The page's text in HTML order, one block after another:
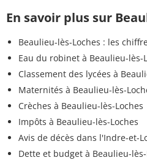
En savoir plus sur
Beaulieu-lès-Loches : les
Eau du robinet à Beaulieu-lès-
Classement des lycées à
Maternités à Beaulieu-lès-
Crèches à Beaulieu-lès-Loches
Impôts à Beaulieu-lès-Loches
Avis de décès dans l'Indre-et-
Dette et budget à Beaulieu-